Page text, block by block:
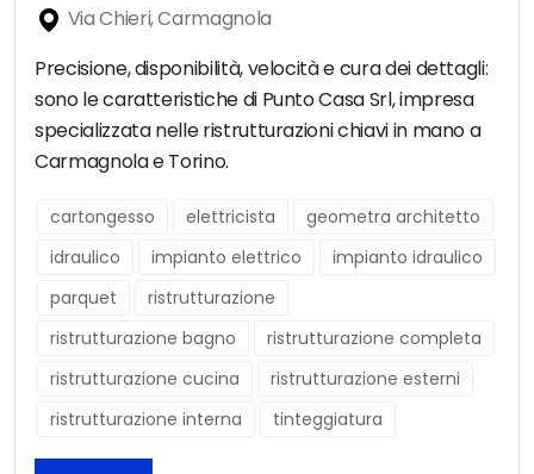
Via Chieri, Carmagnola
Precisione, disponibilità, velocità e cura dei dettagli:
sono le caratteristiche di Punto Casa Srl, impresa
specializzata nelle ristrutturazioni chiavi in mano a
Carmagnola e Torino.
cartongesso elettricista
geometra architetto
idraulico
impianto elettrico
impianto idraulico
parquet
ristrutturazione
ristrutturazione bagno
ristrutturazione completa
ristrutturazione cucina
ristrutturazione esterni
ristrutturazione interna
tinteggiatura